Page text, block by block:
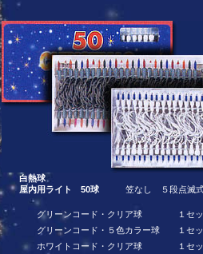
白熱球
屋内用ライト 50球笠なし ５段点滅式
グリーンコード・クリア球
１セ
グリーンコード・５色カラー球１セ
ホワイトコード・クリア球
１セ